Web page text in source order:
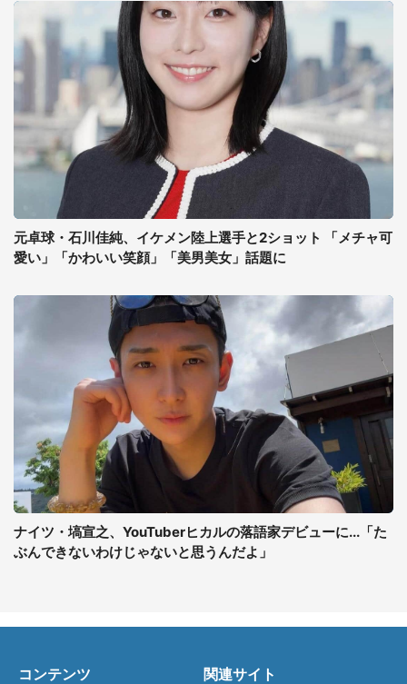
元卓球・石川佳純、イケメン陸上選手と2ショット 「メチャ可
愛い」「かわいい笑顔」「美男美女」話題に
ナイツ・塙宣之、YouTuberヒカルの落語家デビューに...「た
ぶんできないわけじゃないと思うんだよ」
コンテンツ 関連サイト